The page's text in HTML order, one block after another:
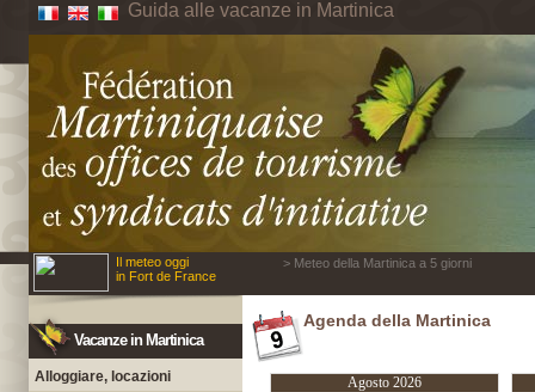
Guida alle vacanze in Martinica
Il meteo oggi
in Fort de France
> Meteo della Martinica a 5 giorni
Vacanze in Martinica
Alloggiare, locazioni
Agenda della Martinica
Agosto 2026